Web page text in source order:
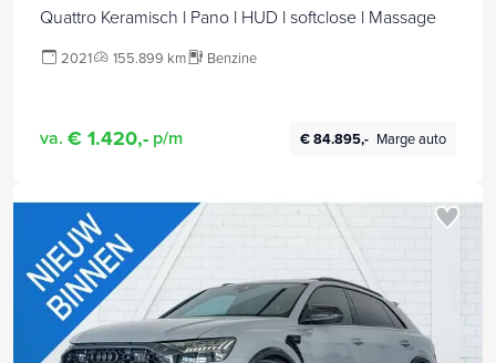
Quattro Keramisch l Pano l HUD l softclose l Massage
2021 155.899 km Benzine
va. € 1.420,- p/m € 84.895,- Marge auto